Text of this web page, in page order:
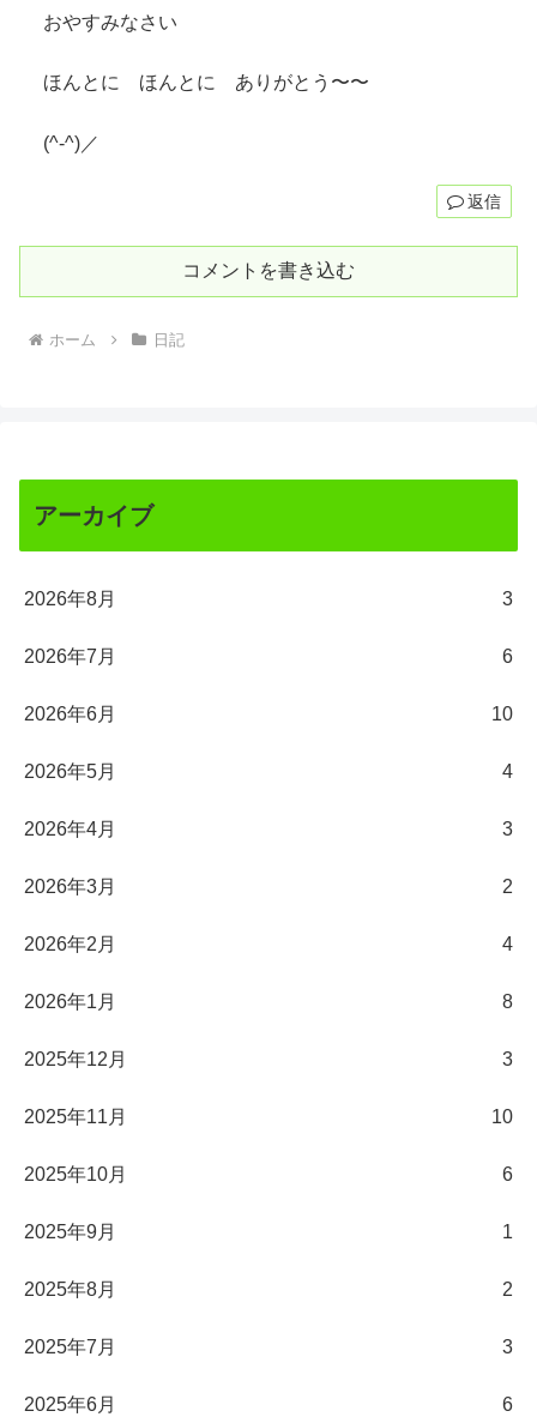
おやすみなさい
ほんとに ほんとに ありがとう〜〜
(^-^)／
返信
コメントを書き込む
ホーム 日記
アーカイブ
2026年8月 3
2026年7月 6
2026年6月 10
2026年5月 4
2026年4月 3
2026年3月 2
2026年2月 4
2026年1月 8
2025年12月 3
2025年11月 10
2025年10月 6
2025年9月 1
2025年8月 2
2025年7月 3
2025年6月 6